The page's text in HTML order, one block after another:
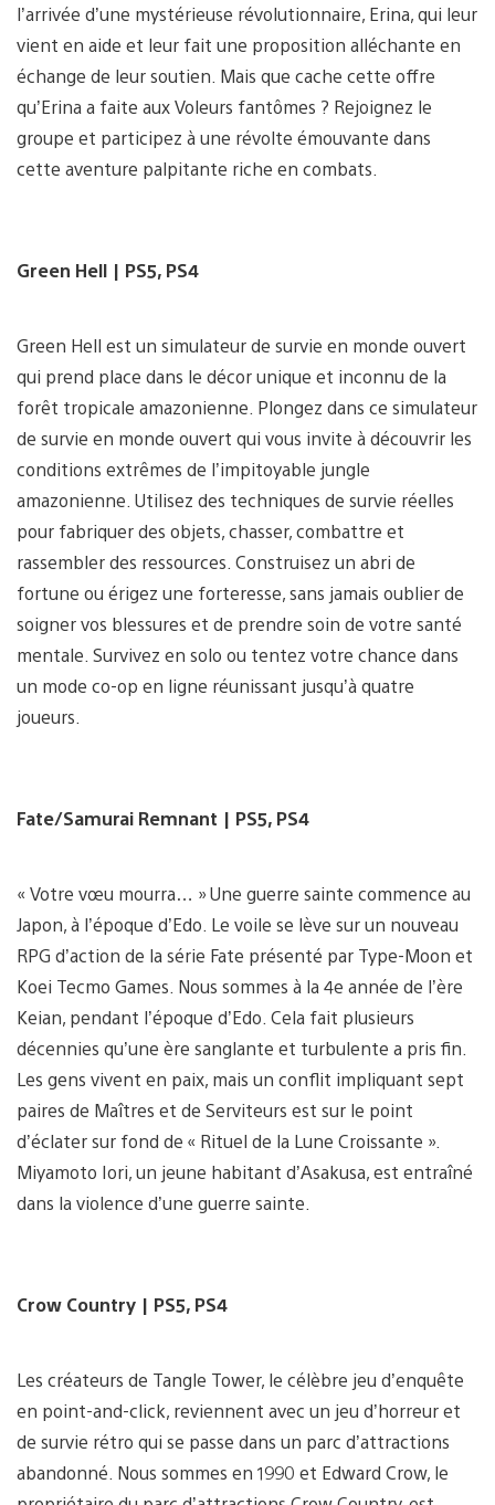
l’arrivée d’une mystérieuse révolutionnaire, Erina, qui leur
vient en aide et leur fait une proposition alléchante en
échange de leur soutien. Mais que cache cette offre
qu’Erina a faite aux Voleurs fantômes ? Rejoignez le
groupe et participez à une révolte émouvante dans
cette aventure palpitante riche en combats.
Green Hell | PS5, PS4
Green Hell est un simulateur de survie en monde ouvert
qui prend place dans le décor unique et inconnu de la
forêt tropicale amazonienne. Plongez dans ce simulateur
de survie en monde ouvert qui vous invite à découvrir les
conditions extrêmes de l’impitoyable jungle
amazonienne. Utilisez des techniques de survie réelles
pour fabriquer des objets, chasser, combattre et
rassembler des ressources. Construisez un abri de
fortune ou érigez une forteresse, sans jamais oublier de
soigner vos blessures et de prendre soin de votre santé
mentale. Survivez en solo ou tentez votre chance dans
un mode co-op en ligne réunissant jusqu’à quatre
joueurs.
Fate/Samurai Remnant | PS5, PS4
« Votre vœu mourra… » Une guerre sainte commence au
Japon, à l’époque d’Edo. Le voile se lève sur un nouveau
RPG d’action de la série Fate présenté par Type-Moon et
Koei Tecmo Games. Nous sommes à la 4e année de l’ère
Keian, pendant l’époque d’Edo. Cela fait plusieurs
décennies qu’une ère sanglante et turbulente a pris fin.
Les gens vivent en paix, mais un conflit impliquant sept
paires de Maîtres et de Serviteurs est sur le point
d’éclater sur fond de « Rituel de la Lune Croissante ».
Miyamoto Iori, un jeune habitant d’Asakusa, est entraîné
dans la violence d’une guerre sainte.
Crow Country | PS5, PS4
Les créateurs de Tangle Tower, le célèbre jeu d’enquête
en point-and-click, reviennent avec un jeu d’horreur et
de survie rétro qui se passe dans un parc d’attractions
abandonné. Nous sommes en 1990 et Edward Crow, le